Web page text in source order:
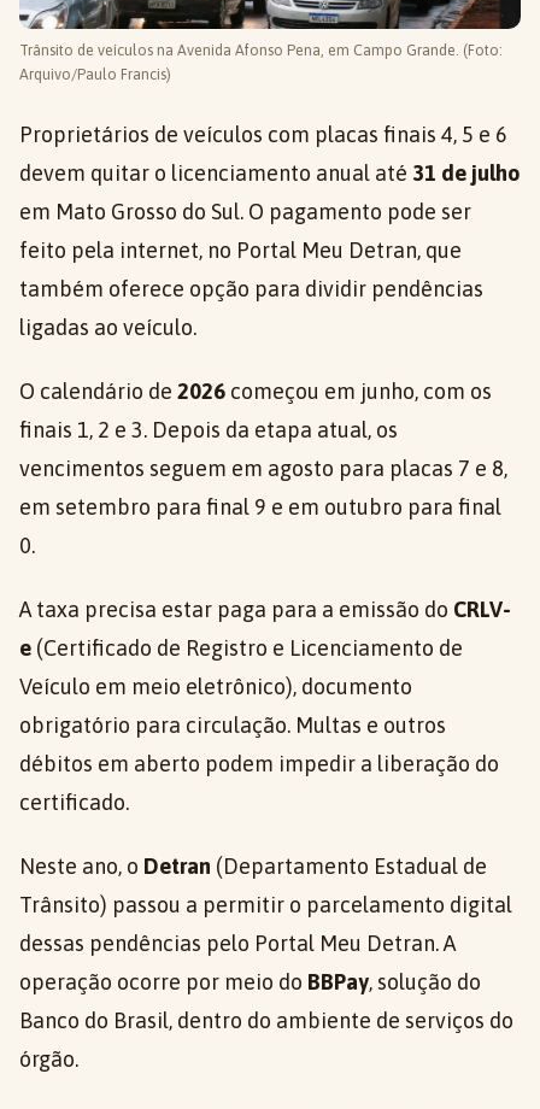
Trânsito de veículos na Avenida Afonso Pena, em Campo Grande. (Foto:
Arquivo/Paulo Francis)
Proprietários de veículos com placas finais 4, 5 e 6
devem quitar o licenciamento anual até 31 de julho
em Mato Grosso do Sul. O pagamento pode ser
feito pela internet, no Portal Meu Detran, que
também oferece opção para dividir pendências
ligadas ao veículo.
O calendário de 2026 começou em junho, com os
finais 1, 2 e 3. Depois da etapa atual, os
vencimentos seguem em agosto para placas 7 e 8,
em setembro para final 9 e em outubro para final
0.
A taxa precisa estar paga para a emissão do CRLV-
e (Certificado de Registro e Licenciamento de
Veículo em meio eletrônico), documento
obrigatório para circulação. Multas e outros
débitos em aberto podem impedir a liberação do
certificado.
Neste ano, o Detran (Departamento Estadual de
Trânsito) passou a permitir o parcelamento digital
dessas pendências pelo Portal Meu Detran. A
operação ocorre por meio do BBPay, solução do
Banco do Brasil, dentro do ambiente de serviços do
órgão.